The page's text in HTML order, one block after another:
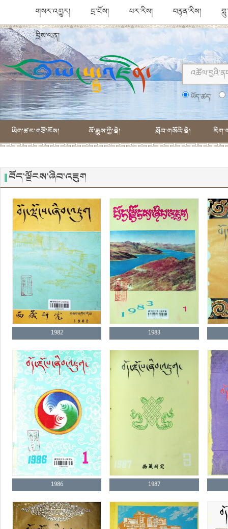
གསར་འགྱུར། དྲ་ངོས། པར་རིས། བརྙན་རིས།
དྲིས་ལན།
ཡོད་ཚད།
ཡིག་ཚང་གཙོ་ངོས། ལོ་རྒྱུས་ཀྱི་སྡེ། སློབ་གསོའི་སྡེ།
བོད་ལྗོངས་ཞིབ་འཇུག
1982 1983
1986 1987